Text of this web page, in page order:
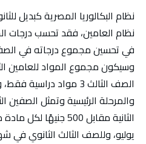
نظام البكالوريا المصرية كبديل
نظام العامين، فقد تحسب درجات
الصف الثالث 3 مواد
والمرحلة الرئيسية وتمثل الصفين
الثانية مقابل 500
يوليو، وللصف الثالث الثانوي